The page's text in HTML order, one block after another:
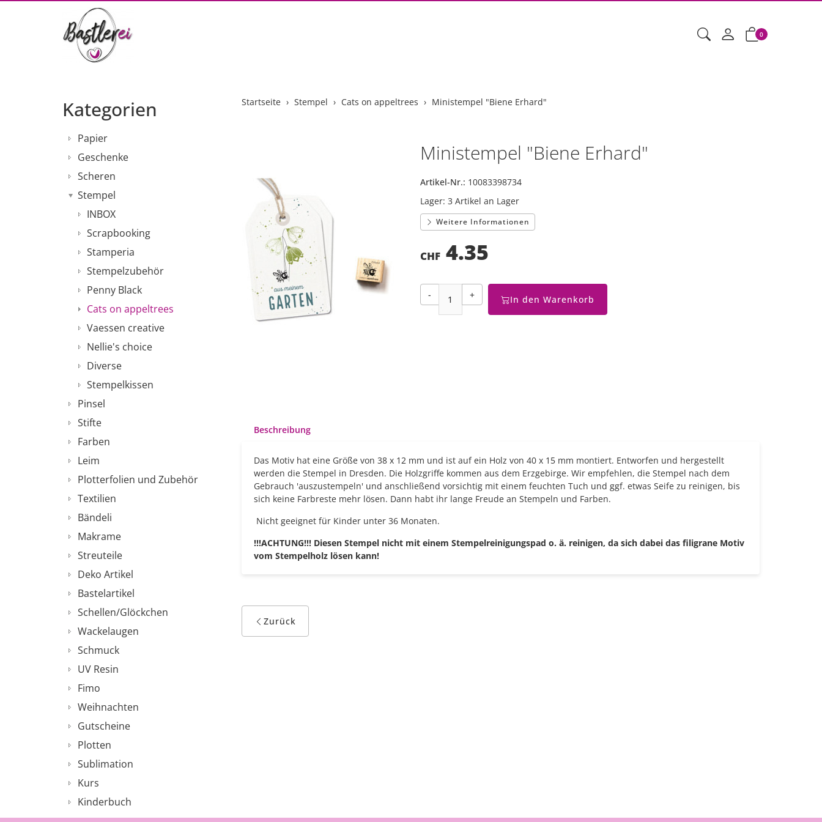
0
Startseite Stempel Cats on appeltrees Ministempel "Biene Erhard"
Ministempel "Biene Erhard"
Artikel-Nr.: 10083398734
Lager: 3 Artikel an Lager
Weitere Informationen
CHF 4.35
- + In den Warenkorb
Beschreibung
Das Motiv hat eine Größe von 38 x 12 mm und ist auf ein Holz von 40 x 15 mm montiert. Entworfen und hergestellt
werden die Stempel in Dresden. Die Holzgriffe kommen aus dem Erzgebirge. Wir empfehlen, die Stempel nach dem
Gebrauch 'auszustempeln' und anschließend vorsichtig mit einem feuchten Tuch und ggf. etwas Seife zu reinigen, bis
sich keine Farbreste mehr lösen. Dann habt ihr lange Freude an Stempeln und Farben.
Nicht geeignet für Kinder unter 36 Monaten.
!!!ACHTUNG!!! Diesen Stempel nicht mit einem Stempelreinigungspad o. ä. reinigen, da sich dabei das filigrane Motiv
vom Stempelholz lösen kann!
Zurück
Kategorien
Papier
Geschenke
Scheren
Stempel
INBOX
Scrapbooking
Stamperia
Stempelzubehör
Penny Black
Cats on appeltrees
Vaessen creative
Nellie's choice
Diverse
Stempelkissen
Pinsel
Stifte
Farben
Leim
Plotterfolien und Zubehör
Textilien
Bändeli
Makrame
Streuteile
Deko Artikel
Bastelartikel
Schellen/Glöckchen
Wackelaugen
Schmuck
UV Resin
Fimo
Weihnachten
Gutscheine
Plotten
Sublimation
Kurs
Kinderbuch